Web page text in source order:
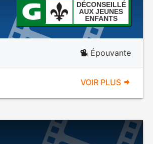
DÉCONSEILLÉ
AUX JEUNES
ENFANTS
Épouvante
VOIR PLUS